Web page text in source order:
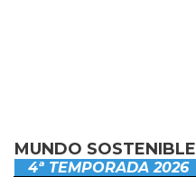
MUNDO SOSTENIBLE
4ª TEMPORADA 2026